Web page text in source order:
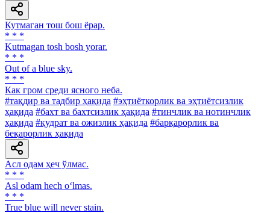
Кутмаган тош бош ёрар.
* * *
Kutmagan tosh bosh yorar.
* * *
Out of a blue sky.
* * *
Как гром среди ясного неба.
#тақдир ва тадбир ҳақида #эҳтиёткорлик ва эҳтиётсизлик
ҳақида #бахт ва бахтсизлик ҳақида #тинчлик ва нотинчлик
ҳақида #қудрат ва ожизлик ҳақида #барқарорлик ва
беқарорлик ҳақида
Асл одам ҳеч ўлмас.
* * *
Asl odam hech o‘lmas.
* * *
True blue will never stain.